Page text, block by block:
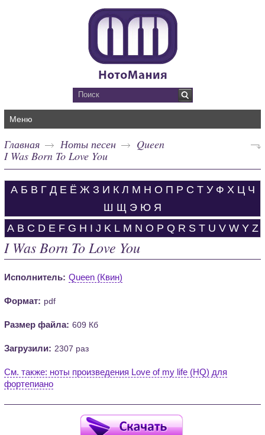
Меню
Главная Ноты песен
Queen
I Was Born To Love You
А Б В Г Д Е Ё Ж З И К Л М Н О П Р С Т У Ф Х Ц Ч
Ш Щ Э Ю Я
A B C D E F G H I J K L M N O P Q R S T U V W Y Z
I Was Born To Love You
Исполнитель: Queen (Квин)
Формат: pdf
Размер файла: 609 Кб
Загрузили: 2307 раз
См. также: ноты произведения Love of my life (HQ) для
фортепиано